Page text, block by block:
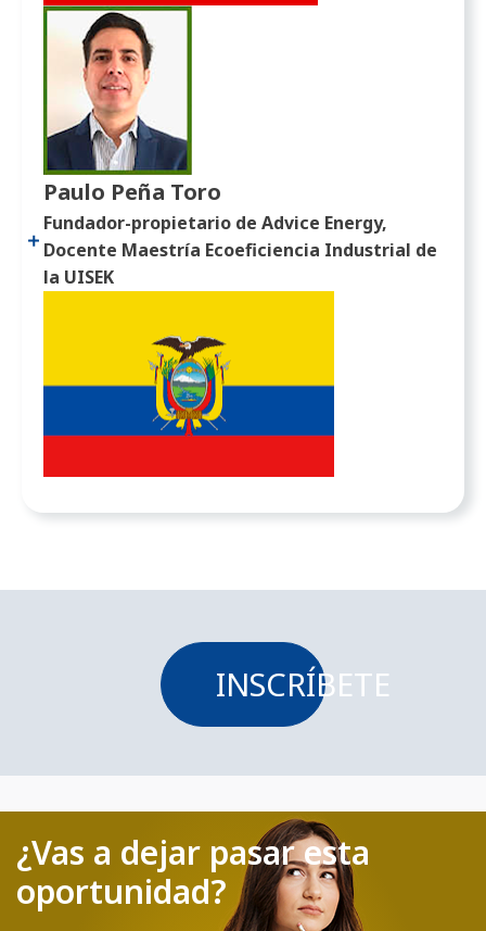
Paulo Peña Toro
Fundador-propietario de Advice Energy,
Docente Maestría Ecoeficiencia Industrial de
la UISEK
INSCRÍBETE
¿Vas a dejar pasar esta
oportunidad?